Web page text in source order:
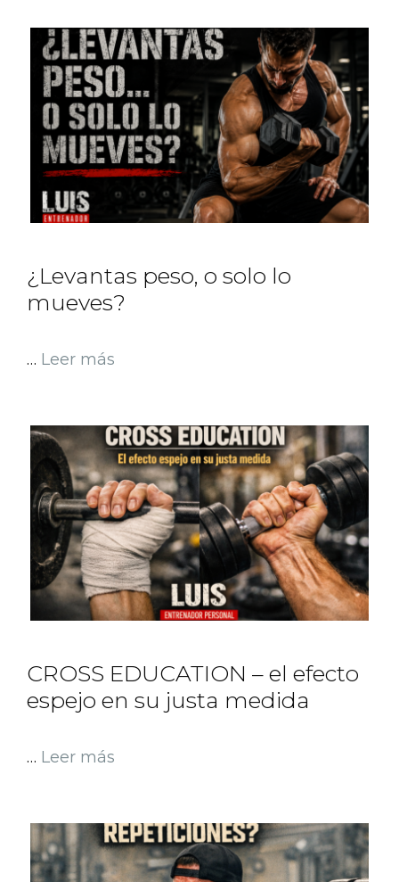
¿Levantas peso, o solo lo
mueves?
… Leer más
CROSS EDUCATION – el efecto
espejo en su justa medida
… Leer más